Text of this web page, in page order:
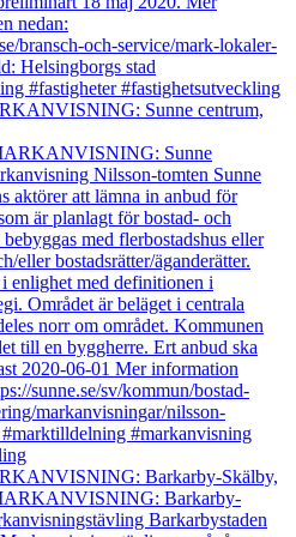
Sunne centrum,
Barkarby-Skälby,